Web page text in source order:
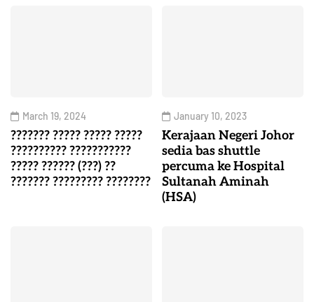
March 19, 2024
??????? ????? ????? ?????
?????????? ???????????
????? ?????? (???) ??
??????? ????????? ????????
January 10, 2023
Kerajaan Negeri Johor
sedia bas shuttle
percuma ke Hospital
Sultanah Aminah
(HSA)